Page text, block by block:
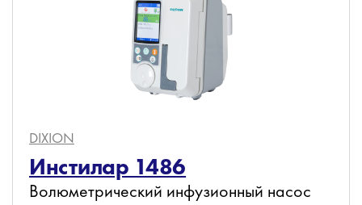
DIXION
Инстилар 1486
Волюметрический инфузионный насос